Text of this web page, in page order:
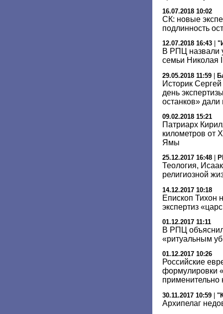
16.07.2018 10:02
СК: новые
подлинность
12.07.2018 16:43
В РПЦ назвали
семьи Николая
29.05.2018 11:59
Историк
день
останков»
09.02.2018 15:21
Патриарх
километров от
Ямы
25.12.2017 16:48
Теология,
религиозной
14.12.2017 10:18
Епископ Тихон
экспертиз
01.12.2017 11:11
В РПЦ
«ритуальным
01.12.2017 10:26
Российские
формулировки
применительно
30.11.2017 10:59
Архипелаг